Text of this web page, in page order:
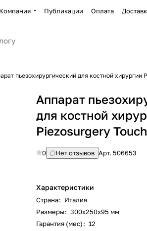
Компания Публикации Оплата
пьезохирургический для костной хирургии
Аппарат
для костной
Piezosurgery
0 Нет отзывов Арт. 506653
Характеристики
Страна: Италия
Размеры: 300x250x95 мм
Гарантия (мес): 12